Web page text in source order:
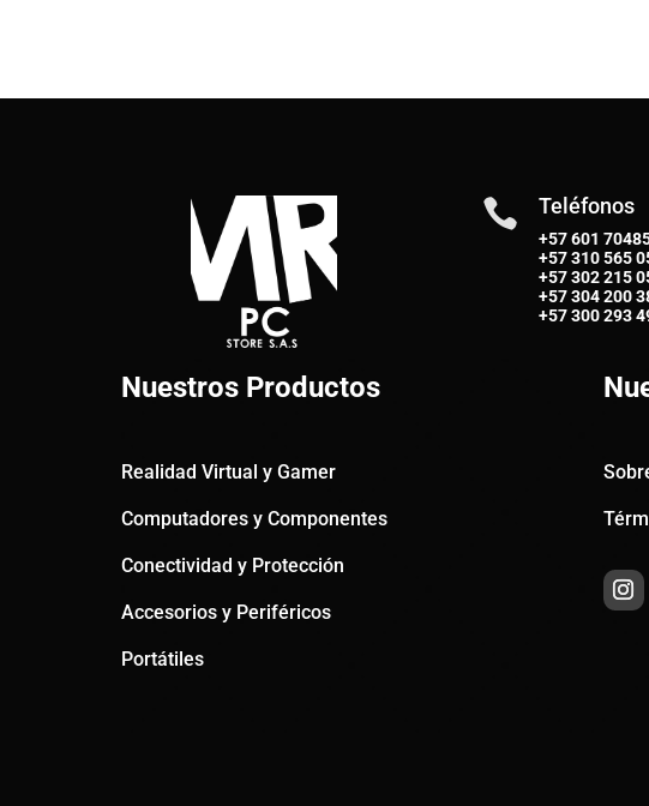
 Teléfonos
+57 601
+57310 565
+57302 215
+57304 200
+57300 293
Nuestros Productos
Realidad Virtual y Gamer
Computadores y Componentes
Conectividad y Protección
Accesorios y Periféricos
Portátiles